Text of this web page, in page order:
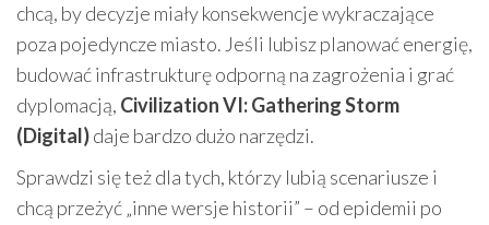
chcą, by decyzje miały konsekwencje wykraczające
poza pojedyncze miasto. Jeśli lubisz planować energię,
budować infrastrukturę odporną na zagrożenia i grać
dyplomacją, Civilization VI: Gathering Storm
(Digital)daje bardzo dużo narzędzi.
Sprawdzi się też dla tych, którzy lubią scenariusze i
chcą przeżyć „inne wersje historii” – od epidemii po